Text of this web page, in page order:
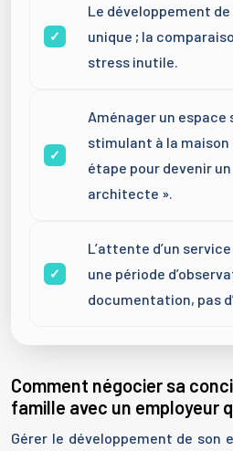
Le développement
unique ; la
stress inutile.
Aménager un
stimulant à la
étape pour devenir
architecte ».
L’attente d’un
une période
documentation, pas
Comment négocier sa
famille avec un employeur
Gérer le développement de son